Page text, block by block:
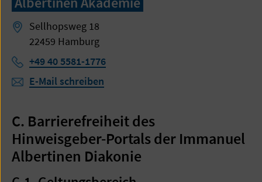
Sellhopsweg 18
22459 Hamburg
Telefon:
+49 40 5581-1776
E-Mail schreiben
C. Barrierefreiheit des
Hinweisgeber-Portals der Immanuel
Albertinen Diakonie